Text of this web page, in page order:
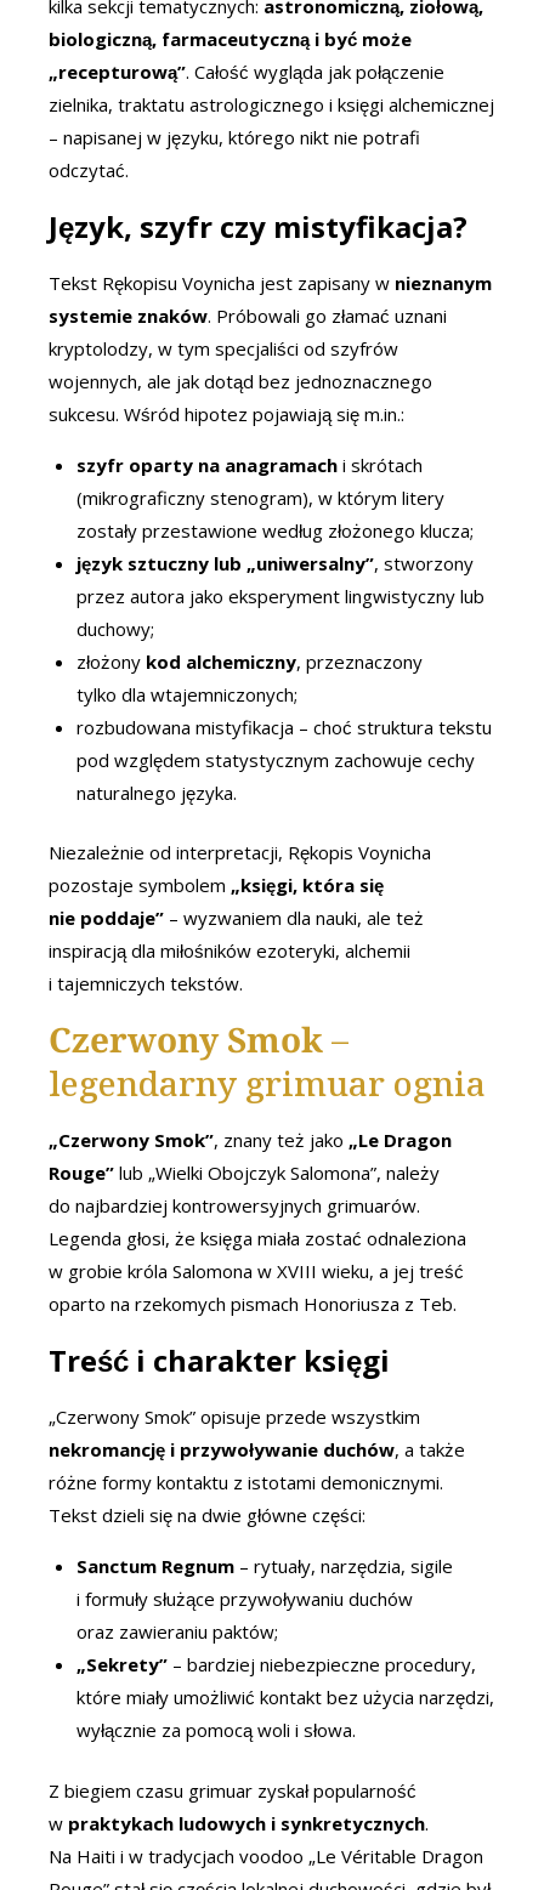
kilka sekcji tematycznych: astronomiczną, ziołową,
biologiczną, farmaceutyczną i być może
„recepturową”. Całość wygląda jak połączenie
zielnika, traktatu astrologicznego i księgi alchemicznej
– napisanej w języku, którego nikt nie potrafi
odczytać.
Język, szyfr czy mistyfikacja?
Tekst Rękopisu Voynicha jest zapisany w nieznanym
systemie znaków. Próbowali go złamać uznani
kryptolodzy, w tym specjaliści od szyfrów
wojennych, ale jak dotąd bez jednoznacznego
sukcesu. Wśród hipotez pojawiają się m.in.:
szyfr oparty na anagramachi skrótach
(mikrograficzny stenogram), w którym litery
zostały przestawione według złożonego klucza;
język sztuczny lub „uniwersalny”, stworzony
przez autora jako eksperyment lingwistyczny lub
duchowy;
złożony kod alchemiczny, przeznaczony
tylko dla wtajemniczonych;
rozbudowana mistyfikacja – choć struktura tekstu
pod względem statystycznym zachowuje cechy
naturalnego języka.
Niezależnie od interpretacji, Rękopis Voynicha
pozostaje symbolem „księgi, która się
nie poddaje” – wyzwaniem dla nauki, ale też
inspiracją dla miłośników ezoteryki, alchemii
i tajemniczych tekstów.
Czerwony Smok–
legendarny grimuar ognia
„Czerwony Smok”, znany też jako „Le Dragon
Rouge” lub „Wielki Obojczyk Salomona”, należy
do najbardziej kontrowersyjnych grimuarów.
Legenda głosi, że księga miała zostać odnaleziona
w grobie króla Salomona w XVIII wieku, a jej treść
oparto na rzekomych pismach Honoriusza z Teb.
Treść i charakter księgi
„Czerwony Smok” opisuje przede wszystkim
nekromancję i przywoływanie duchów, a także
różne formy kontaktu z istotami demonicznymi.
Tekst dzieli się na dwie główne części:
Sanctum Regnum– rytuały, narzędzia, sigile
i formuły służące przywoływaniu duchów
oraz zawieraniu paktów;
„Sekrety”– bardziej niebezpieczne procedury,
które miały umożliwić kontakt bez użycia narzędzi,
wyłącznie za pomocą woli i słowa.
Z biegiem czasu grimuar zyskał popularność
w praktykach ludowych i synkretycznych.
Na Haiti i w tradycjach voodoo „Le Véritable Dragon